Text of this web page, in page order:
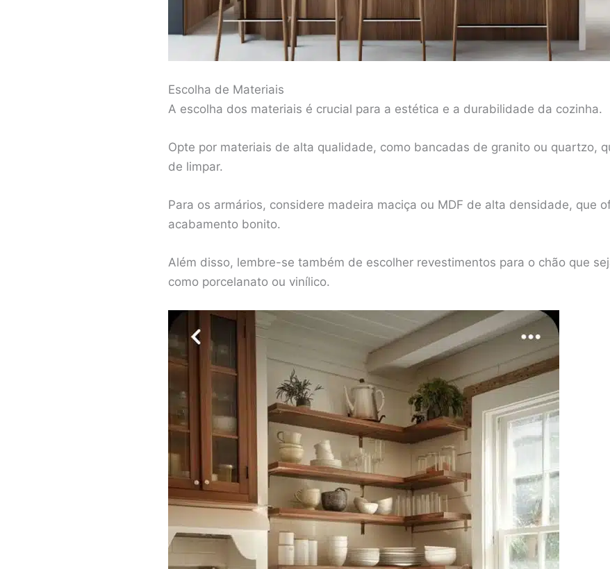
Escolha de Materiais
A escolha dos materiais é crucial para a estética e a durabilidade da cozinha.
Opte por materiais de alta qualidade, como bancadas de granito ou quartzo,
de limpar.
Para os armários, considere madeira maciça ou MDF de alta densidade, que
acabamento bonito.
Além disso, lembre-se também de escolher revestimentos para o chão que
como porcelanato ou vinílico.